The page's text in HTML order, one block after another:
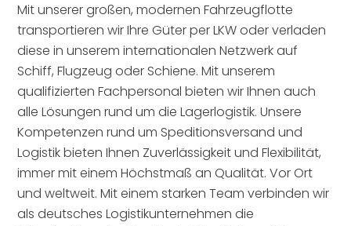
Mit unserer großen, modernen Fahrzeugflotte
transportieren wir Ihre Güter per LKW oder verladen
diese in unserem internationalen Netzwerk auf
Schiff, Flugzeug oder Schiene. Mit unserem
qualifizierten Fachpersonal bieten wir Ihnen auch
alle Lösungen rund um die Lagerlogistik. Unsere
Kompetenzen rund um Speditionsversand und
Logistikbieten Ihnen Zuverlässigkeit und Flexibilität,
immer mit einem Höchstmaß an Qualität. Vor Ort
und weltweit. Mit einem starken Team verbinden wir
als deutsches Logistikunternehmen die